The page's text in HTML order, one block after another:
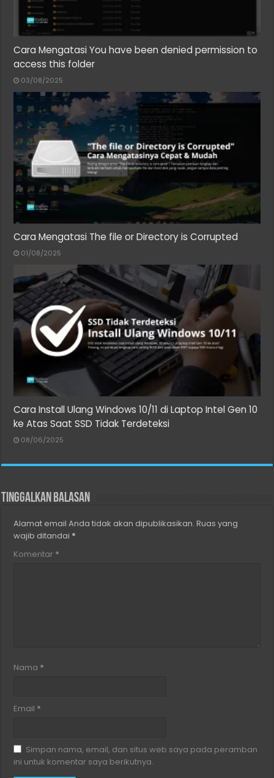
Cara Mengatasi You have been denied permission to
access this folder
03/08/2025
Cara Mengatasi The file or Directory is Corrupted
01/08/2025
Cara Install Ulang Windows 10/11 di Laptop Intel Gen 10
ke Atas Saat SSD Tidak Terdeteksi
08/06/2025
Tinggalkan Balasan
Alamat email Anda tidak akan dipublikasikan. Ruas yang
wajib ditandai *
Komentar *
Nama *
Email *
Simpan nama, email, dan situs web saya pada peramban
ini untuk komentar saya berikutnya.